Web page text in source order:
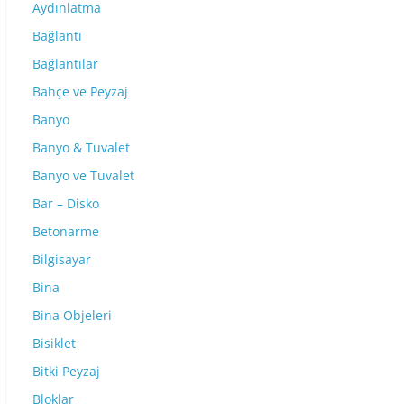
Aydınlatma
Bağlantı
Bağlantılar
Bahçe ve Peyzaj
Banyo
Banyo & Tuvalet
Banyo ve Tuvalet
Bar – Disko
Betonarme
Bilgisayar
Bina
Bina Objeleri
Bisiklet
Bitki Peyzaj
Bloklar